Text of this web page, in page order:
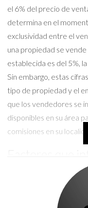
el 6% del precio de
determina en el
exclusividad entre el
una propiedad se
establecida es del 5%,
Sin embargo, estas
tipo de propiedad y el
que los vendedores se
disponibles en su área
comisiones en su
Factores que
Tipo de propiedad:
si se trata de una
o una propiedad
Ubicación:
En